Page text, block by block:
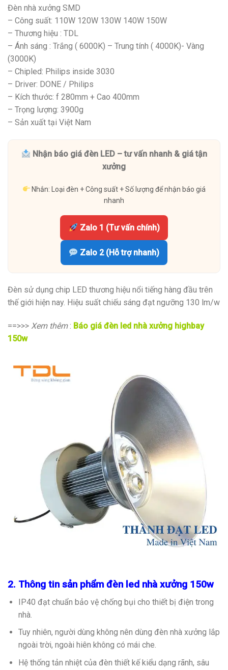
Đèn nhà xưởng SMD
– Công suất: 110W 120W 130W 140W 150W
– Thương hiệu : TDL
– Ánh sáng : Trắng ( 6000K) – Trung tính ( 4000K)- Vàng
(3000K)
– Chipled: Philips inside 3030
– Driver: DONE / Philips
– Kích thước: f 280mm + Cao 400mm
– Trọng lượng: 3900g
– Sản xuất tại Việt Nam
Nhận báo giá đèn LED – tư vấn nhanh & giá tận
xưởng
Nhắn: Loại đèn + Công suất + Số lượng để nhận báo giá
nhanh
Zalo 1 (Tư vấn chính)
Zalo 2 (Hỗ trợ nhanh)
Đèn sử dụng chip LED thương hiệu nổi tiếng hàng đầu trên
thế giới hiện nay. Hiệu suất chiếu sáng đạt ngưỡng 130 lm/w
==>>> Xem thêm: Báo giá đèn led nhà xưởng highbay
150w
2. Thông tin sản phẩm đèn led nhà xưởng 150w
IP40 đạt chuẩn bảo vệ chống bụi cho thiết bị điện trong
nhà.
Tuy nhiên, người dùng không nên dùng đèn nhà xưởng lắp
ngoài trời, ngoài hiên không có mái che.
Hệ thống tản nhiệt của đèn thiết kế kiểu dạng rãnh, sâu